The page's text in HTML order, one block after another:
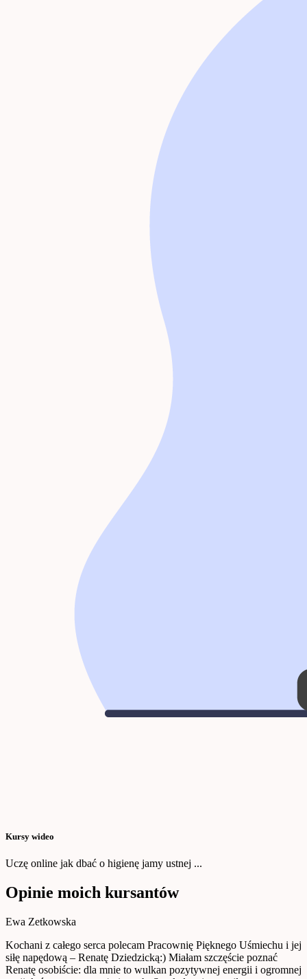
Kursy wideo
Uczę online jak dbać o higienę jamy ustnej ...
Opinie moich kursantów
Ewa Zetkowska
Kochani z całego serca polecam Pracownię Pięknego Uśmiechu i jej
siłę napędową – Renatę Dziedzicką:) Miałam szczęście poznać
Renatę osobiście: dla mnie to wulkan pozytywnej energii i ogromnej